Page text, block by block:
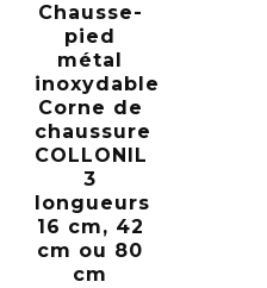
Chausse-
pied
métal
inoxydable
Corne de
chaussure
COLLONIL
3
longueurs
16 cm, 42
cm ou 80
cm